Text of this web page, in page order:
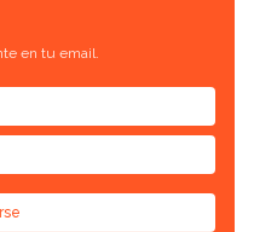
en tu email.